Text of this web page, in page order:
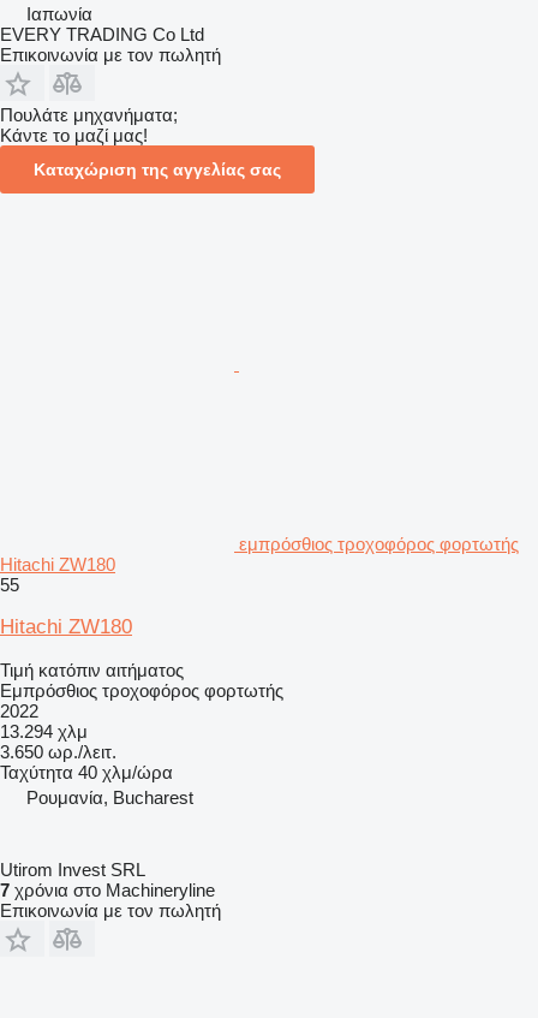
Ιαπωνία
EVERY TRADING Co Ltd
Επικοινωνία με τον πωλητή
Πουλάτε μηχανήματα;
Κάντε το μαζί μας!
Καταχώριση της αγγελίας σας
εμπρόσθιος τροχοφόρος φορτωτής
Hitachi ZW180
55
Hitachi ZW180
Τιμή κατόπιν αιτήματος
Εμπρόσθιος τροχοφόρος φορτωτής
2022
13.294 χλμ
3.650 ωρ./λειτ.
Ταχύτητα 40 χλμ/ώρα
Ρουμανία, Bucharest
Utirom Invest SRL
7 χρόνια στο Machineryline
Επικοινωνία με τον πωλητή